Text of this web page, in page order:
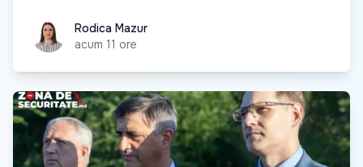
Rodica MazurRodica Mazur
acum 11 ore